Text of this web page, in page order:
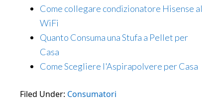
Come collegare condizionatore Hisense al
WiFi​​
Quanto Consuma una Stufa a Pellet per
Casa
Come Scegliere l'Aspirapolvere per Casa
Filed Under: Consumatori